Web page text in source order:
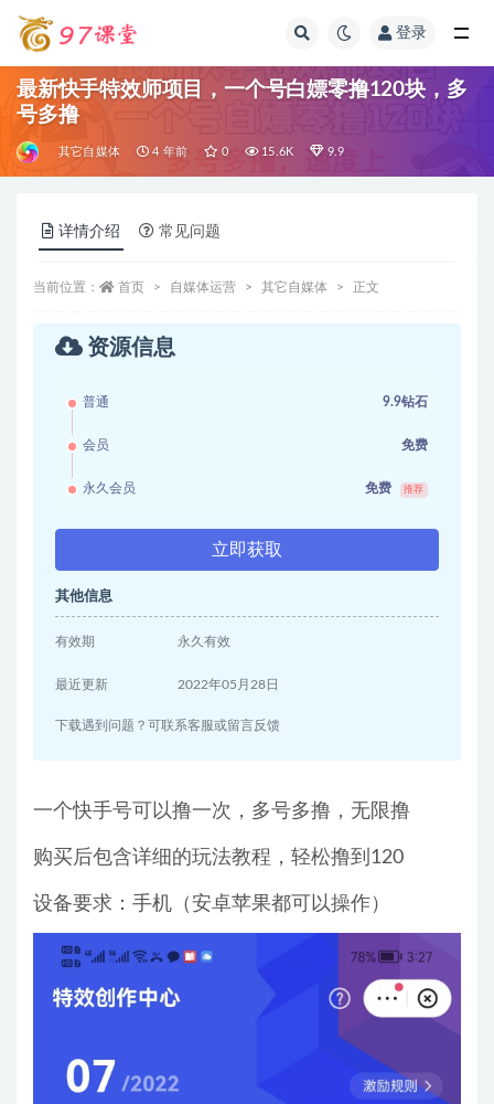
登录
最新快手特效师项目，一个号白嫖零撸120块，多
号多撸
其它自媒体 4 年前 0 15.6K 9.9
详情介绍 常见问题
当前位置： 首页 自媒体运营 其它自媒体 正文
资源信息
普通 9.9钻石
会员 免费
永久会员 免费 推荐
立即获取
其他信息
有效期 永久有效
最近更新 2022年05月28日
下载遇到问题？可联系客服或留言反馈
一个快手号可以撸一次，多号多撸，无限撸
购买后包含详细的玩法教程，轻松撸到120
设备要求：手机（安卓苹果都可以操作）